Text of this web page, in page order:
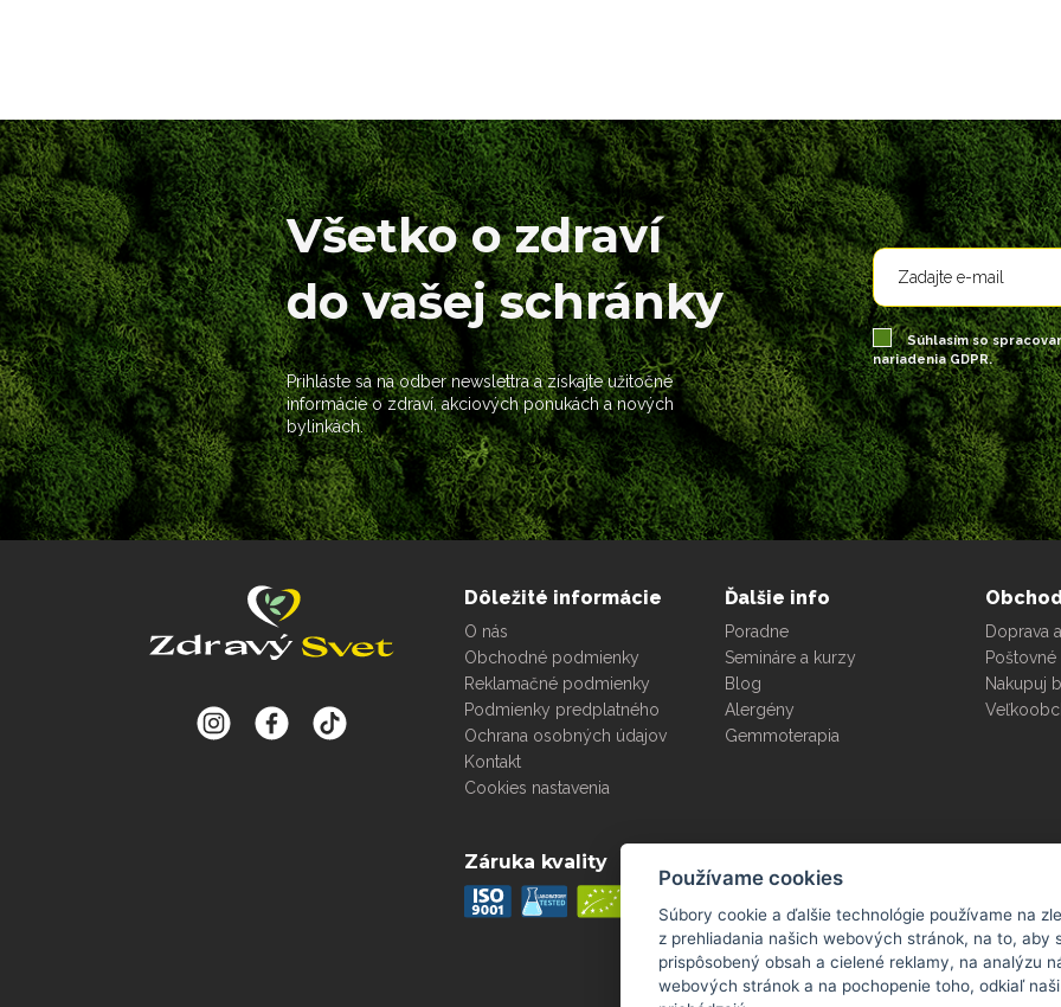
Všetko o zdraví
do vašej schránky
Prihláste sa na odber newslettra a získajte užitočné
informácie o zdraví, akciových ponukách a nových
bylinkách.
Súhlasím so
nariadenia GDPR.
Dôležité informácie
O nás
Obchodné podmienky
Reklamačné podmienky
Podmienky predplatného
Ochrana osobných údajov
Kontakt
Cookies nastavenia
Ďalšie info
Poradne
Semináre a kurzy
Blog
Alergény
Gemmoterapia
Doprava
Nakupuj
Záruka kvality
Používame cookies
Súbory cookie a ďalšie technológie používame na
z prehliadania našich webových stránok, na to, aby
prispôsobený obsah a cielené reklamy, na analýzu
webových stránok a na pochopenie toho, odkiaľ